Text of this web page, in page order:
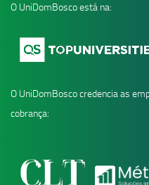
O UniDomBosco está na:
O UniDomBosco credencia as
cobrança: